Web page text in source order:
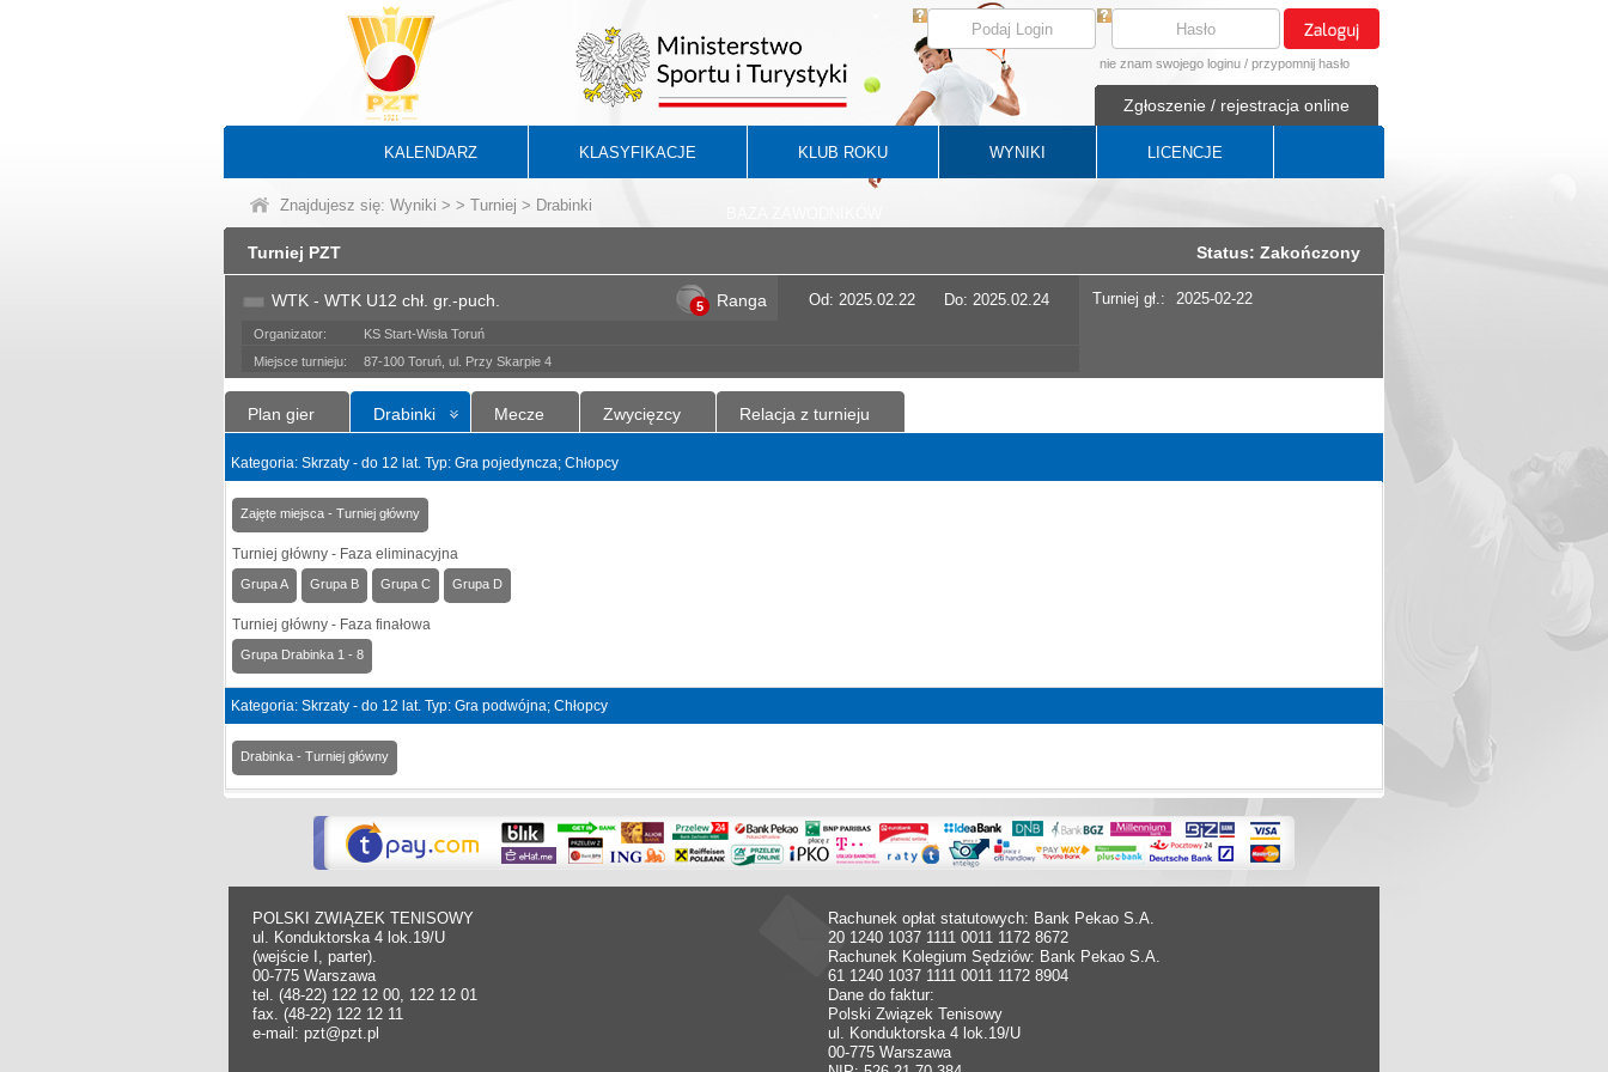
nie znam swojego loginu / przypomnij hasło
Zgłoszenie / rejestracja online
KALENDARZ KLASYFIKACJE KLUB ROKU WYNIKI LICENCJE
Znajdujesz się: Wyniki > > Turniej > Drabinki
Turniej PZT Status: Zakończony
WTK - WTK U12 chł. gr.-puch. 5 Ranga Od: 2025.02.22 Do: 2025.02.24
Organizator:
KS Start-Wisła Toruń
Miejsce turnieju:
87-100 Toruń, ul. Przy Skarpie 4
Turniej gł.: 2025-02-22
Plan gier Drabinki Mecze Zwycięzcy Relacja z turnieju
Kategoria: Skrzaty - do 12 lat. Typ: Gra pojedyncza; Chłopcy
Zajęte miejsca - Turniej główny
Turniej główny - Faza eliminacyjna
Grupa A Grupa B Grupa C Grupa D
Turniej główny - Faza finałowa
Grupa Drabinka 1 - 8
Kategoria: Skrzaty - do 12 lat. Typ: Gra podwójna; Chłopcy
Drabinka - Turniej główny
POLSKI ZWIĄZEK TENISOWY
ul. Konduktorska 4 lok.19/U
(wejście I, parter).
00-775 Warszawa
tel. (48-22) 122 12 00, 122 12 01
fax. (48-22) 122 12 11
e-mail: pzt@pzt.pl
Rachunek opłat statutowych: Bank Pekao S.A.
20 1240 1037 1111 0011 1172 8672
Rachunek Kolegium Sędziów: Bank Pekao S.A.
61 1240 1037 1111 0011 1172 8904
Dane do faktur:
Polski Związek Tenisowy
ul. Konduktorska 4 lok.19/U
00-775 Warszawa